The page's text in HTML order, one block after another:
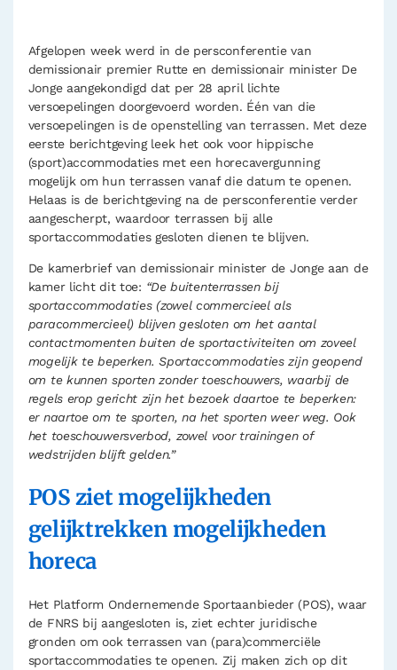
Afgelopen week werd in de persconferentie van
demissionair premier Rutte en demissionair minister De
Jonge aangekondigd dat per 28 april lichte
versoepelingen doorgevoerd worden. Één van die
versoepelingen is de openstelling van terrassen. Met deze
eerste berichtgeving leek het ook voor hippische
(sport)accommodaties met een horecavergunning
mogelijk om hun terrassen vanaf die datum te openen.
Helaas is de berichtgeving na de persconferentie verder
aangescherpt, waardoor terrassen bij alle
sportaccommodaties gesloten dienen te blijven.
De kamerbrief van demissionair minister de Jonge aan de
kamer licht dit toe: “De buitenterrassen bij
sportaccommodaties (zowel commercieel als
paracommercieel) blijven gesloten om het aantal
contactmomenten buiten de sportactiviteiten om zoveel
mogelijk te beperken. Sportaccommodaties zijn geopend
om te kunnen sporten zonder toeschouwers, waarbij de
regels erop gericht zijn het bezoek daartoe te beperken:
er naartoe om te sporten, na het sporten weer weg. Ook
het toeschouwersverbod, zowel voor trainingen of
wedstrijden blijft gelden.”
POS ziet mogelijkheden
gelijktrekken mogelijkheden
horeca
Het Platform Ondernemende Sportaanbieder (POS), waar
de FNRS bij aangesloten is, ziet echter juridische
gronden om ook terrassen van (para)commerciële
sportaccommodaties te openen. Zij maken zich op dit